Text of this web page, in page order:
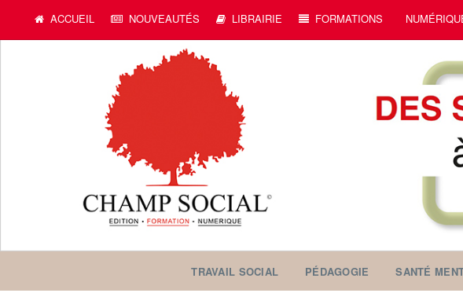
ACCUEIL NOUVEAUTÉS LIBRAIRIE FORMATIONS
TRAVAIL SOCIAL PÉDAGOGIE SANTÉ